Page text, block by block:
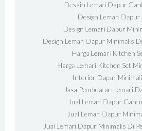
Desain Lemari Dapur
Design Lemari Dapur
Design Lemari Dapur
Design Lemari Dapur Minimalis
Harga Lemari Kitchen
Harga Lemari Kitchen Set
Interior Dapur
Jasa Pembuatan Lemari
Jual Lemari Dapur
Jual Lemari Dapur
Jual Lemari Dapur Minimalis Di